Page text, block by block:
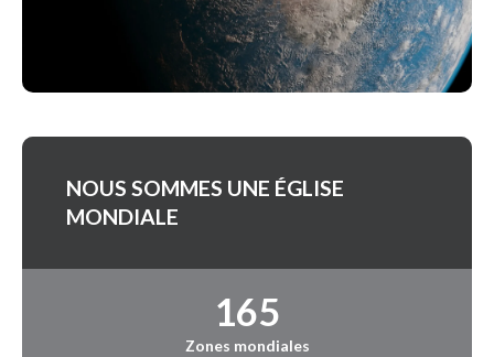
NOUS SOMMES UNE ÉGLISE
MONDIALE
165
Zones mondiales